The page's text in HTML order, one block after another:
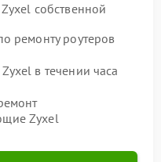
собственной
ремонту роутеров
в течении часа
Zyxel